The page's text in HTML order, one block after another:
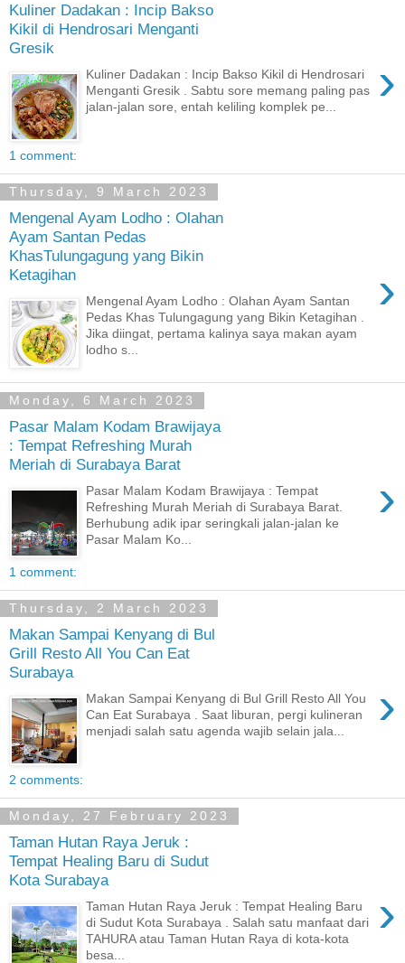
Kuliner Dadakan : Incip Bakso
Kikil di Hendrosari Menganti
Gresik
›
Kuliner Dadakan : Incip Bakso Kikil di Hendrosari
Menganti Gresik . Sabtu sore memang paling pas
jalan-jalan sore, entah keliling komplek pe...
1 comment:
Thursday, 9 March 2023
Mengenal Ayam Lodho : Olahan
Ayam Santan Pedas
KhasTulungagung yang Bikin
Ketagihan
›
Mengenal Ayam Lodho : Olahan Ayam Santan
Pedas Khas Tulungagung yang Bikin Ketagihan .
Jika diingat, pertama kalinya saya makan ayam
lodho s...
Monday, 6 March 2023
Pasar Malam Kodam Brawijaya
: Tempat Refreshing Murah
Meriah di Surabaya Barat
›
Pasar Malam Kodam Brawijaya : Tempat
Refreshing Murah Meriah di Surabaya Barat.
Berhubung adik ipar seringkali jalan-jalan ke
Pasar Malam Ko...
1 comment:
Thursday, 2 March 2023
Makan Sampai Kenyang di Bul
Grill Resto All You Can Eat
Surabaya
›
Makan Sampai Kenyang di Bul Grill Resto All You
Can Eat Surabaya . Saat liburan, pergi kulineran
menjadi salah satu agenda wajib selain jala...
2 comments:
Monday, 27 February 2023
Taman Hutan Raya Jeruk :
Tempat Healing Baru di Sudut
Kota Surabaya
›
Taman Hutan Raya Jeruk : Tempat Healing Baru
di Sudut Kota Surabaya . Salah satu manfaat dari
TAHURA atau Taman Hutan Raya di kota-kota
besa...